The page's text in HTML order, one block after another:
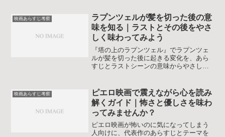
映画あらすじ考察
ラプンツェルが髪を切った後の意
味を知る｜ラストとその後をやさ
しく味わってみよう
『塔の上のラプンツェル』でラプンツェ
ルが髪を切った後に起きる変化を、あら
すじとラストシーンの意味からやさしく
をすっきりさせて鑑賞を深める記事で
す。初めて観る人も、何度も観た人も安
心して読み進められる内容です。
映画あらすじ考察
ピエロ映画で震えながら心を読み
解くガイド｜怖さと優しさを味わ
ってみませんか？
ピエロ映画が怖いのに気になってしまう
人向けに、代表作のあらすじとテーマを